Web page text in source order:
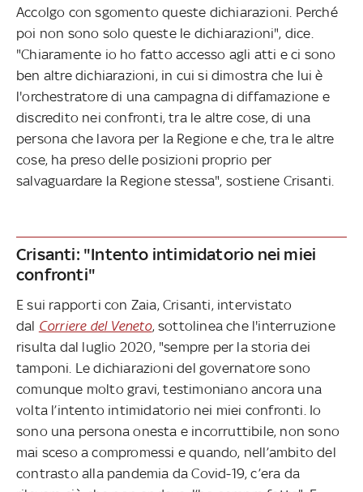
Accolgo con sgomento queste dichiarazioni. Perché
poi non sono solo queste le dichiarazioni", dice.
"Chiaramente io ho fatto accesso agli atti e ci sono
ben altre dichiarazioni, in cui si dimostra che lui è
l'orchestratore di una campagna di diffamazione e
discredito nei confronti, tra le altre cose, di una
persona che lavora per la Regione e che, tra le altre
cose, ha preso delle posizioni proprio per
salvaguardare la Regione stessa", sostiene Crisanti.
Crisanti: "Intento intimidatorio nei miei
confronti"
E sui rapporti con Zaia, Crisanti, intervistato
dal Corriere del Veneto, sottolinea che l'interruzione
risulta dal luglio 2020, "sempre per la storia dei
tamponi. Le dichiarazioni del governatore sono
comunque molto gravi, testimoniano ancora una
volta l’intento intimidatorio nei miei confronti. Io
sono una persona onesta e incorruttibile, non sono
mai sceso a compromessi e quando, nell’ambito del
contrasto alla pandemia da Covid-19, c’era da